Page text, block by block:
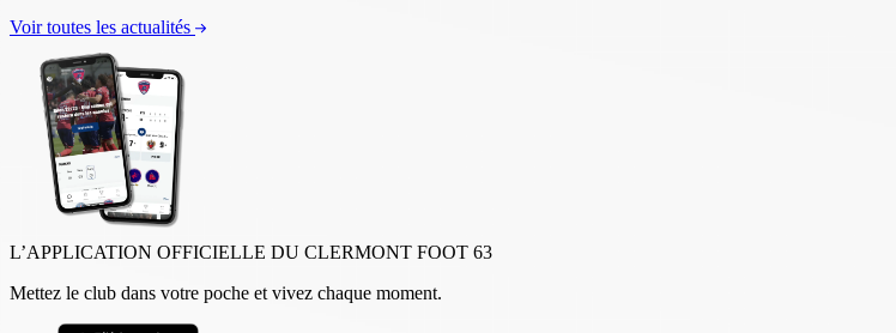
Voir toutes les actualités
L’APPLICATION OFFICIELLE DU CLERMONT FOOT 63
Mettez le club dans votre poche et vivez chaque moment.